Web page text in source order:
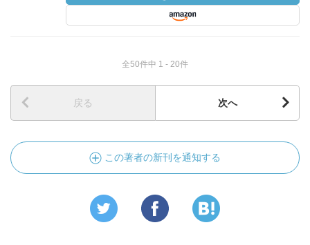
全50件中 1 - 20件
戻る 次へ
この著者の新刊を通知する